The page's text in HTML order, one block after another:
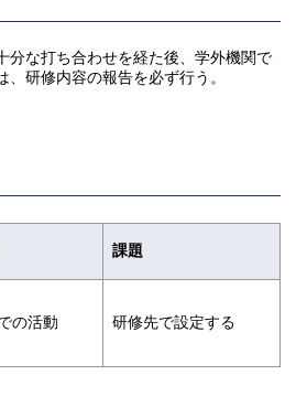
分な打ち合わせを経た後、学外機関で
研修内容の報告を必ず行う。
課題
の活動
研修先で設定する